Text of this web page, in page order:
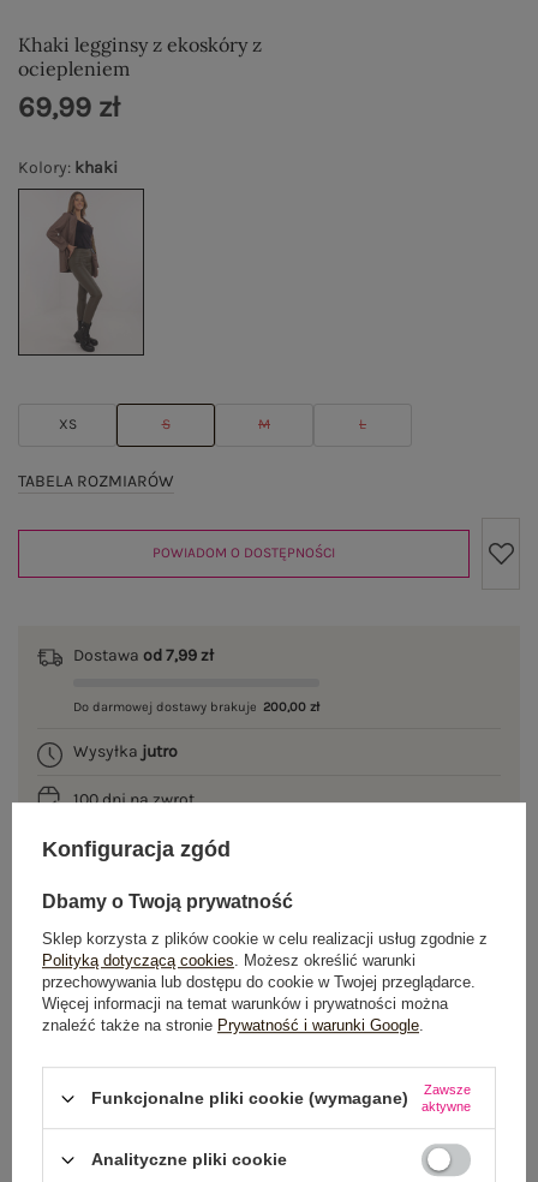
Khaki legginsy z ekoskóry z
ociepleniem
Kolory: khaki
XS S M L
TABELA ROZMIARÓW
69,99 zł
POWIADOM O DOSTĘPNOŚCI
Dostawa od 7,99 zł
Do darmowej dostawy brakuje 200,00 zł
Wysyłka jutro
100 dni na zwrot
OPIS PRODUKTU
GŁÓWNE PARAMETRY
OPINIE O PRODUKCIE (0)
ZWROTY I REKLAMACJE
Konfiguracja zgód
Dbamy o Twoją prywatność
Sklep korzysta z plików cookie w celu realizacji usług zgodnie z
Polityką dotyczącą cookies. Możesz określić warunki
przechowywania lub dostępu do cookie w Twojej przeglądarce.
Więcej informacji na temat warunków i prywatności można
znaleźć także na stronie Prywatność i warunki Google.
Funkcjonalne pliki cookie (wymagane)
Zawsze
aktywne
Analityczne pliki cookie